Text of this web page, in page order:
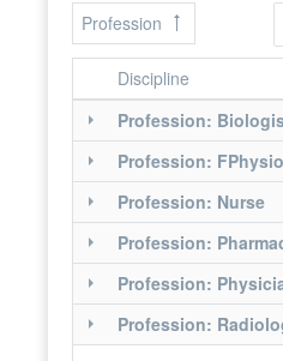
Profession
Discipline
Profession:
Profession:
Profession: Nurse
Profession:
Profession:
Profession: